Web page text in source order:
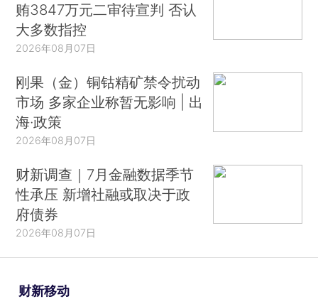
贿3847万元二审待宣判 否认
大多数指控
2026年08月07日
刚果（金）铜钴精矿禁令扰动
市场 多家企业称暂无影响 | 出
海·政策
2026年08月07日
财新调查｜7月金融数据季节
性承压 新增社融或取决于政
府债券
2026年08月07日
财新移动